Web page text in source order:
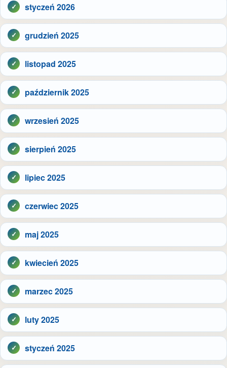
styczeń 2026
grudzień 2025
listopad 2025
październik 2025
wrzesień 2025
sierpień 2025
lipiec 2025
czerwiec 2025
maj 2025
kwiecień 2025
marzec 2025
luty 2025
styczeń 2025